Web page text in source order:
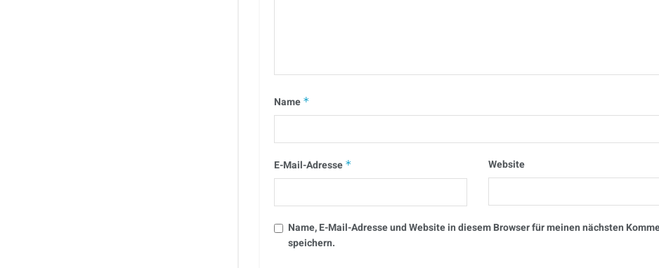
Name *
E-Mail-Adresse * Website
Name, E-Mail-Adresse und Website in diesem Browser für meinen nächsten
speichern.